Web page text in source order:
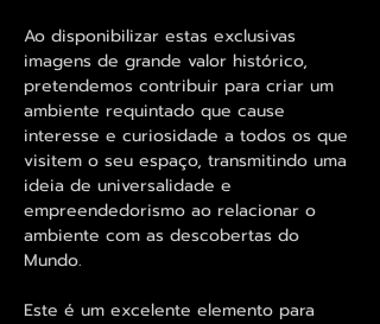
Ao disponibilizar estas exclusivas
imagens de grande valor histórico,
pretendemos contribuir para criar um
ambiente requintado que cause
interesse e curiosidade a todos os que
visitem o seu espaço, transmitindo uma
ideia de universalidade e
empreendedorismo ao relacionar o
ambiente com as descobertas do
Mundo.
Este é um excelente elemento para